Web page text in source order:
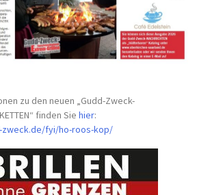
zu den neuen „Gudd-Zweck-
finden Siehier:
zweck.de/fyi/ho-roos-kop/